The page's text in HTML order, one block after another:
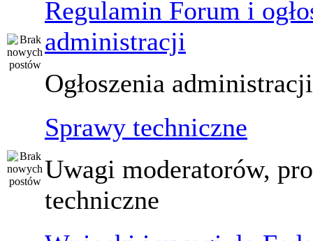
Regulamin Forum i
administracji
Ogłoszenia
Sprawy techniczne
Uwagi moderatorów,
techniczne